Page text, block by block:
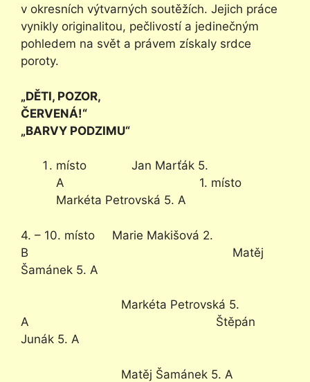
v okresních výtvarných soutěžích. Jejich práce
vynikly originalitou, pečlivostí a jedinečným
pohledem na svět a právem získaly srdce
poroty.
„DĚTI, POZOR,
ČERVENÁ!“
„BARVY PODZIMU“
místo Jan Marťák 5.
A 1. místo
Markéta Petrovská 5. A
4. – 10. místo Marie Makišová 2.
B Matěj
Šamánek 5. A
Markéta Petrovská 5.
A Štěpán
Junák 5. A
Matěj Šamánek 5. A